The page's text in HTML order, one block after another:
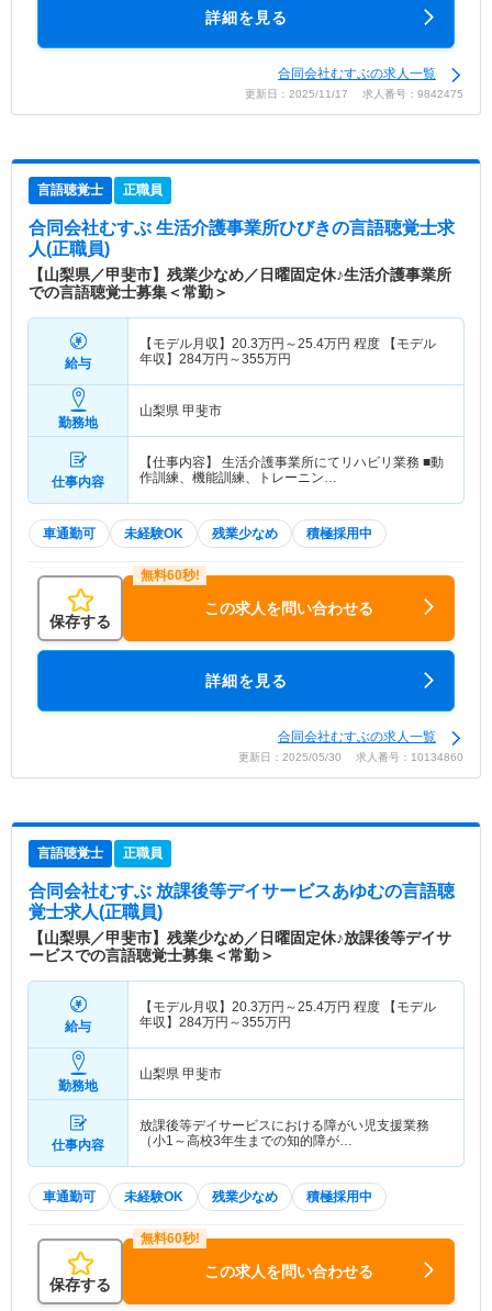
詳細を見る
合同会社むすぶの求人一覧
更新日：2025/11/17 求人番号：9842475
言語聴覚士 正職員
合同会社むすぶ 生活介護事業所ひびきの言語聴覚士求
人(正職員)
【山梨県／甲斐市】残業少なめ／日曜固定休♪生活介護事業所
での言語聴覚士募集＜常勤＞
給与
【モデル月収】 20.3万円～25.4万円 程度 【モデル
年収】 284万円～355万円
勤務地
山梨県 甲斐市
仕事内容
【仕事内容】 生活介護事業所にてリハビリ業務 ■動
作訓練、機能訓練、トレーニン…
車通勤可 未経験OK 残業少なめ 積極採用中
保存する
この求人を問い合わせる
詳細を見る
合同会社むすぶの求人一覧
更新日：2025/05/30 求人番号：10134860
言語聴覚士 正職員
合同会社むすぶ 放課後等デイサービスあゆむの言語聴
覚士求人(正職員)
【山梨県／甲斐市】残業少なめ／日曜固定休♪放課後等デイサ
ービスでの言語聴覚士募集＜常勤＞
給与
【モデル月収】 20.3万円～25.4万円 程度 【モデル
年収】 284万円～355万円
勤務地
山梨県 甲斐市
仕事内容
放課後等デイサービスにおける障がい児支援業務
（小1～高校3年生までの知的障が…
車通勤可 未経験OK 残業少なめ 積極採用中
保存する
この求人を問い合わせる